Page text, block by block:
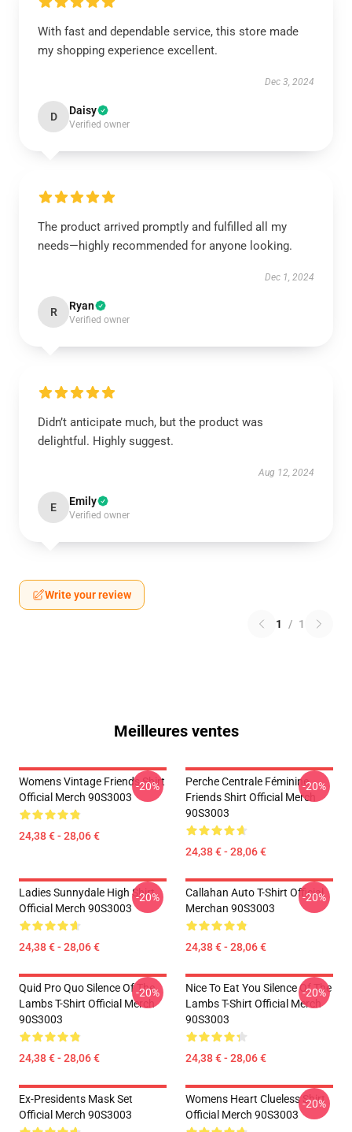
With fast and dependable service, this store made
my shopping experience excellent.
Dec 3, 2024
D Daisy
Verified owner
The product arrived promptly and fulfilled all my
needs—highly recommended for anyone looking.
Dec 1, 2024
R Ryan
Verified owner
Didn’t anticipate much, but the product was
delightful. Highly suggest.
Aug 12, 2024
E Emily
Verified owner
Write your review
1 / 1
Meilleures ventes
Womens Vintage Friends Shirt
Official Merch 90S3003
24,38 € - 28,06 €
-20%
Perche Centrale Féminine
Friends Shirt Official Merch
90S3003
24,38 € - 28,06 €
-20%
Ladies Sunnydale High Shirt
Official Merch 90S3003
24,38 € - 28,06 €
-20%
Callahan Auto T-Shirt Official
Merchan 90S3003
24,38 € - 28,06 €
-20%
Quid Pro Quo Silence Of The
Lambs T-Shirt Official Merch
90S3003
24,38 € - 28,06 €
-20%
Nice To Eat You Silence Of The
Lambs T-Shirt Official Merch
90S3003
24,38 € - 28,06 €
-20%
Ex-Presidents Mask Set
Official Merch 90S3003
Womens Heart Clueless Shirt
Official Merch 90S3003
-20%